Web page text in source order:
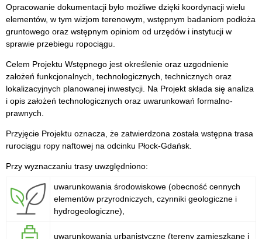
Opracowanie dokumentacji było możliwe dzięki koordynacji wielu
elementów, w tym wizjom terenowym, wstępnym badaniom podłoża
gruntowego oraz wstępnym opiniom od urzędów i instytucji w
sprawie przebiegu ropociągu.
Celem Projektu Wstępnego jest określenie oraz uzgodnienie
założeń funkcjonalnych, technologicznych, technicznych oraz
lokalizacyjnych planowanej inwestycji. Na Projekt składa się analiza
i opis założeń technologicznych oraz uwarunkowań formalno-
prawnych.
Przyjęcie Projektu oznacza, że zatwierdzona została wstępna trasa
rurociągu ropy naftowej na odcinku Płock-Gdańsk.
Przy wyznaczaniu trasy uwzględniono:
uwarunkowania środowiskowe (obecność cennych
elementów przyrodniczych, czynniki geologiczne i
hydrogeologiczne),
uwarunkowania urbanistyczne (tereny zamieszkane i